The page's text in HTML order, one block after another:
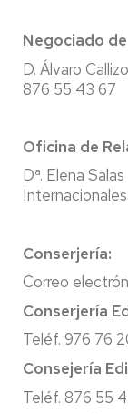
Negociado
D. Álvaro
876 55 43 67
Oficina de
Dª. Elena
Conserjería:
Correo
Conserjería
Teléf. 976 76
Consejería
Teléf. 876 55